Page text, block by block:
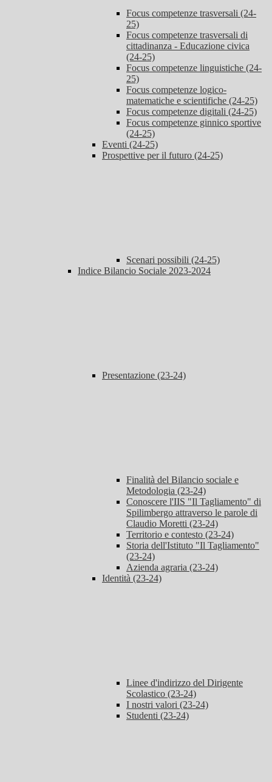
Focus competenze trasversali (24-
25)
Focus competenze trasversali di
cittadinanza - Educazione civica
(24-25)
Focus competenze linguistiche (24-
25)
Focus competenze logico-
matematiche e scientifiche (24-25)
Focus competenze digitali (24-25)
Focus competenze ginnico sportive
(24-25)
Eventi (24-25)
Prospettive per il futuro (24-25)
Scenari possibili (24-25)
Indice Bilancio Sociale 2023-2024
Presentazione (23-24)
Finalità del Bilancio sociale e
Metodologia (23-24)
Conoscere l'IIS "Il Tagliamento" di
Spilimbergo attraverso le parole di
Claudio Moretti (23-24)
Territorio e contesto (23-24)
Storia dell'Istituto "Il Tagliamento"
(23-24)
Azienda agraria (23-24)
Identità (23-24)
Linee d'indirizzo del Dirigente
Scolastico (23-24)
I nostri valori (23-24)
Studenti (23-24)